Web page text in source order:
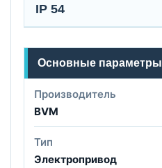
IP 54
Основные параметры
Производитель
BVM
Тип
Электропривод